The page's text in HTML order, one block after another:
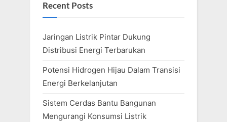
Recent Posts
Jaringan Listrik Pintar Dukung
Distribusi Energi Terbarukan
Potensi Hidrogen Hijau Dalam Transisi
Energi Berkelanjutan
Sistem Cerdas Bantu Bangunan
Mengurangi Konsumsi Listrik